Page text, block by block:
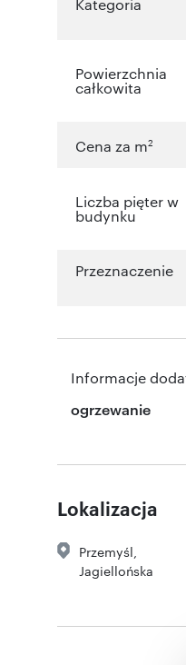
Kategoria
Powierzchnia
całkowita
Cena za m2
Liczba pięter w
budynku
Przeznaczenie
Informacje
ogrzewanie
Lokalizacja
Przemyśl
Jagiellońska